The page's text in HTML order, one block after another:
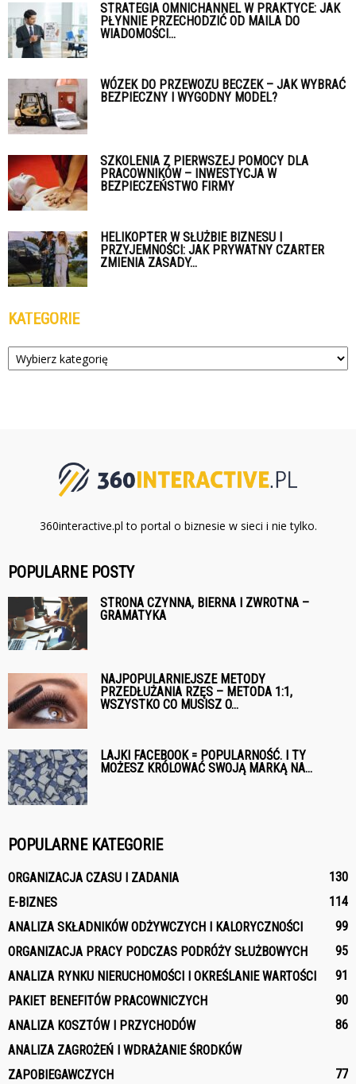
STRATEGIA OMNICHANNEL W PRAKTYCE: JAK
PŁYNNIE PRZECHODZIĆ OD MAILA DO
WIADOMOŚCI...
WÓZEK DO PRZEWOZU BECZEK – JAK WYBRAĆ
BEZPIECZNY I WYGODNY MODEL?
SZKOLENIA Z PIERWSZEJ POMOCY DLA
PRACOWNIKÓW – INWESTYCJA W
BEZPIECZEŃSTWO FIRMY
HELIKOPTER W SŁUŻBIE BIZNESU I
PRZYJEMNOŚCI: JAK PRYWATNY CZARTER
ZMIENIA ZASADY...
KATEGORIE
Kategorie
360interactive.pl to portal o biznesie w sieci i nie tylko.
POPULARNE POSTY
STRONA CZYNNA, BIERNA I ZWROTNA –
GRAMATYKA
NAJPOPULARNIEJSZE METODY
PRZEDŁUŻANIA RZĘS – METODA 1:1,
WSZYSTKO CO MUSISZ O...
LAJKI FACEBOOK = POPULARNOŚĆ. I TY
MOŻESZ KRÓLOWAĆ SWOJĄ MARKĄ NA...
POPULARNE KATEGORIE
ORGANIZACJA CZASU I ZADANIA
130
E-BIZNES
114
ANALIZA SKŁADNIKÓW ODŻYWCZYCH I KALORYCZNOŚCI
99
ORGANIZACJA PRACY PODCZAS PODRÓŻY SŁUŻBOWYCH
95
ANALIZA RYNKU NIERUCHOMOŚCI I OKREŚLANIE WARTOŚCI
91
PAKIET BENEFITÓW PRACOWNICZYCH
90
ANALIZA KOSZTÓW I PRZYCHODÓW
86
ANALIZA ZAGROŻEŃ I WDRAŻANIE ŚRODKÓW
ZAPOBIEGAWCZYCH
77